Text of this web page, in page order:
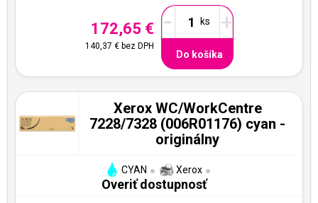
172,65 €
140,37 €bez DPH
- +
Do košíka
Xerox WC/WorkCentre
7228/7328 (006R01176) cyan -
originálny
CYAN Xerox
Overiť dostupnosť